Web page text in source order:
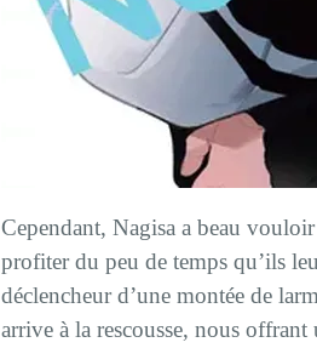
Cependant, Nagisa a beau
profiter du peu de temps qu’ils
déclencheur d’une montée de
arrive à la rescousse, nous